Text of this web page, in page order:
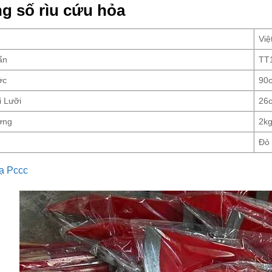
số rìu cứu hỏa
Lưỡi
Đỏ
Pccc